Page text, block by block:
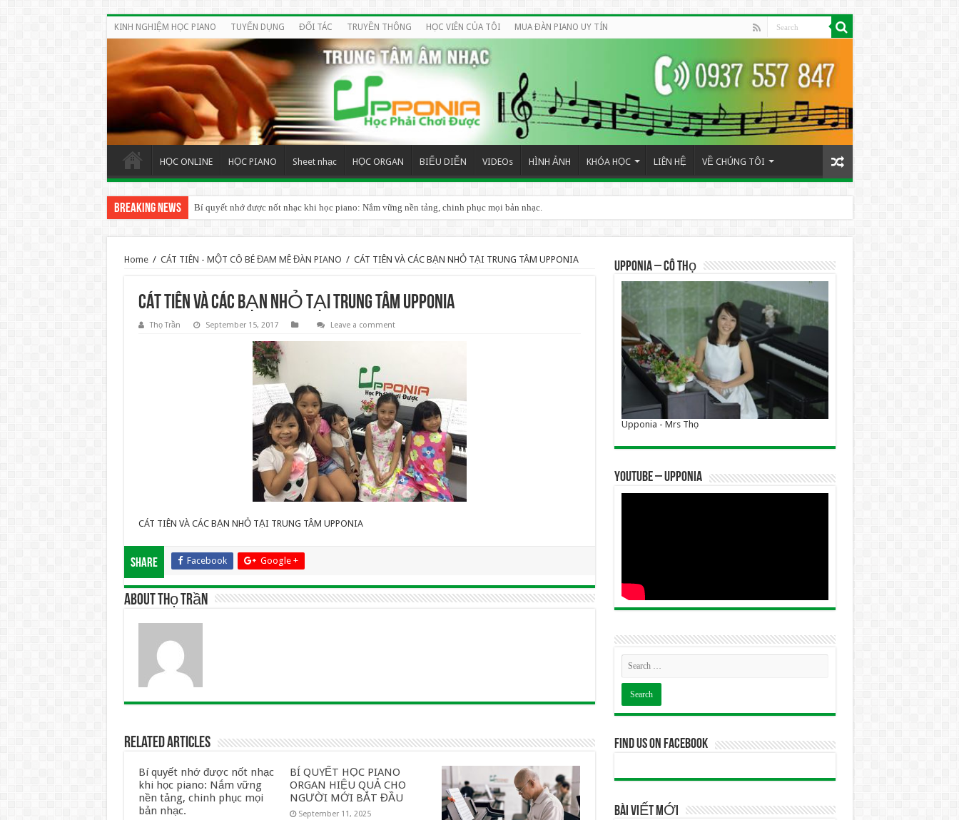
KINH NGHIỆM HỌC PIANO TUYỂN DỤNG ĐỐI TÁC TRUYỀN THÔNG HỌC VIÊN CỦA TÔI MUA ĐÀN PIANO UY TÍN
HỌC ONLINE HỌC PIANO Sheet nhạc HỌC ORGAN BIỂU DIỄN VIDEOs HÌNH ẢNH KHÓA HỌC LIÊN HỆ VỀ CHÚNG TÔI
Breaking News Bí quyết nhớ được nốt nhạc khi học piano: Nắm vững nền tảng, chinh phục mọi bản nhạc.
Home / CÁT TIÊN - MỘT CÔ BÉ ĐAM MÊ ĐÀN PIANO / CÁT TIÊN VÀ CÁC BẠN NHỎ TẠI TRUNG TÂM UPPONIA
CÁT TIÊN VÀ CÁC BẠN NHỎ TẠI TRUNG TÂM UPPONIA
Thọ Trần September 15, 2017 Leave a comment
CÁT TIÊN VÀ CÁC BẠN NHỎ TẠI TRUNG TÂM UPPONIA
Share Facebook Google +
About Thọ Trần
Related Articles
Bí quyết nhớ được nốt nhạc
khi học piano: Nắm vững
nền tảng, chinh phục mọi
bản nhạc.
BÍ QUYẾT HỌC PIANO
ORGAN HIỆU QUẢ CHO
NGƯỜI MỚI BẮT ĐẦU
September 11, 2025
UPPONIA – Cô Thọ
Upponia - Mrs Thọ
YOUTUBE – UPPONIA
Find us on Facebook
BÀI VIẾT MỚI